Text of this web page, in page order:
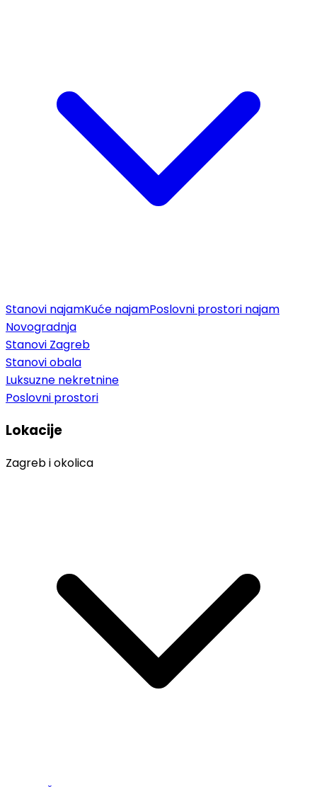
Stanovi najamKuće najamPoslovni prostori najam
Novogradnja
Stanovi Zagreb
Stanovi obala
Luksuzne nekretnine
Poslovni prostori
Lokacije
Zagreb i okolica